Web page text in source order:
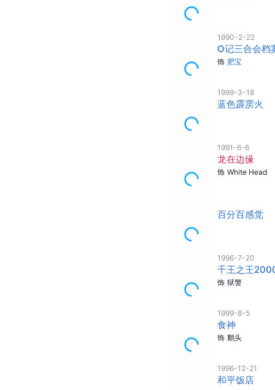
1990-2-22
O记三合会档
饰 肥宝
1999-3-18
蓝色霹雳火
1991-6-6
龙在边缘
饰 White Head
百分百感觉
1996-7-20
千王之王
饰 狱警
1999-8-5
食神
饰 鹅头
1996-12-21
和平饭店